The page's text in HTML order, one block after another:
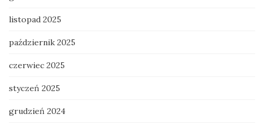
listopad 2025
październik 2025
czerwiec 2025
styczeń 2025
grudzień 2024